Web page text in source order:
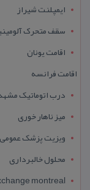
ایمپلنت شیراز
سقف متحرک
اقامت یونان
اقامت فرانسه
درب اتوماتیک
میز ناهار خوری
ویزیت پزشک
محلول خالبرداری
montreal